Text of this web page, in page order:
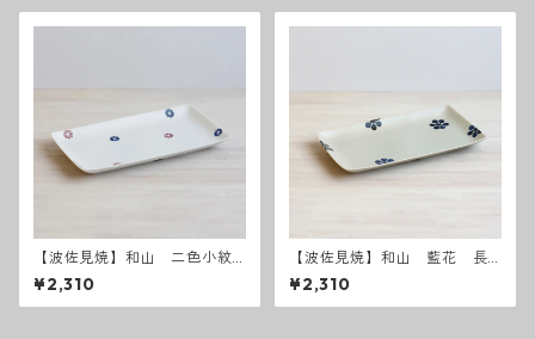
【波佐見焼】和山 二色小紋
W長皿
¥2,310
【波佐見焼】和山 藍花 長
皿
¥2,310